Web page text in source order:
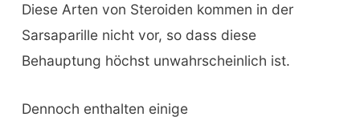
Diese Arten von Steroiden kommen in der
Sarsaparille nicht vor, so dass diese
Behauptung höchst unwahrscheinlich ist.
Dennoch enthalten einige